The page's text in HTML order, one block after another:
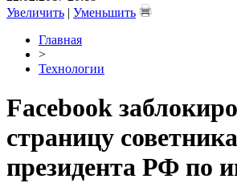
Увеличить | Уменьшить
Главная
>
Технологии
Facebook
страницу советника
президента РФ по